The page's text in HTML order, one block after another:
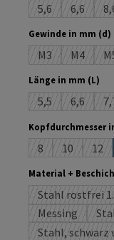
5,6(Diese Option
6,6(Diese
Gewinde in mm (d)
M3(Diese Option
M4(Diese
Länge in mm (L)
5,5(Diese Option
6,6(Diese
Kopfdurchmesser
8(Diese Option ist
10(Diese12
Material +
Stahl rostfrei
Messing
(Diese
Stahl, schwarz